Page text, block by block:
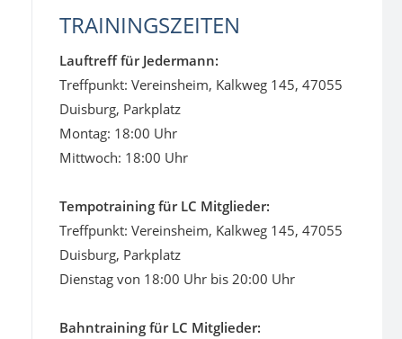
TRAININGSZEITEN
Lauftreff für Jedermann:
Treffpunkt: Vereinsheim, Kalkweg 145, 47055
Duisburg, Parkplatz
Montag: 18:00 Uhr
Mittwoch: 18:00 Uhr
Tempotraining für LC Mitglieder:
Treffpunkt: Vereinsheim, Kalkweg 145, 47055
Duisburg, Parkplatz
Dienstag von 18:00 Uhr bis 20:00 Uhr
Bahntraining für LC Mitglieder: